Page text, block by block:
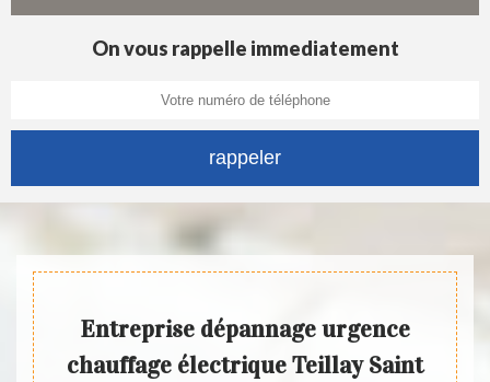
On vous rappelle immediatement
Entreprise dépannage urgence
chauffage électrique Teillay Saint